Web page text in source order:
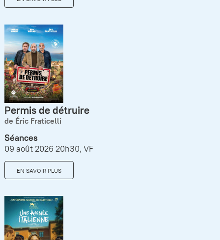
Permis de détruire
de Éric Fraticelli
Séances
09 août 2026 20h30, VF
EN SAVOIR PLUS